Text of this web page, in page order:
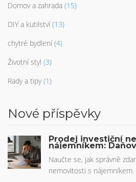
Domov a zahrada (15)
DIY a kutilství (13)
chytré bydlení (4)
Životní styl (3)
Rady a tipy (1)
Nové příspěvky
Prodej investiční
nájemníkem:
Naučte se, jak správně
nemovitosti s